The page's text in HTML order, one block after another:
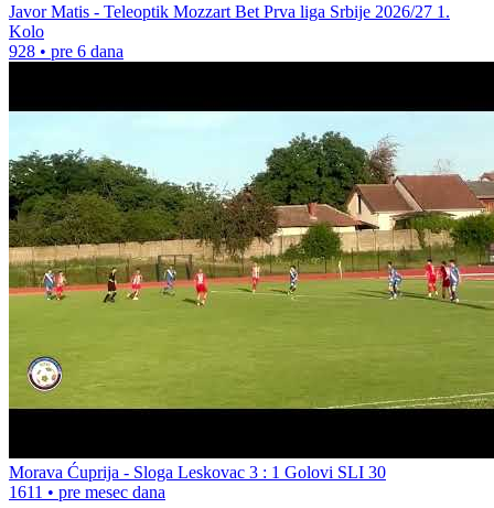
Javor Matis - Teleoptik Mozzart Bet Prva liga Srbije 2026/27 1.
Kolo
928 • pre 6 dana
Morava Ćuprija - Sloga Leskovac 3 : 1 Golovi SLI 30
1611 • pre mesec dana